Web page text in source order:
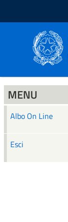
MENU
Albo On Line
Esci